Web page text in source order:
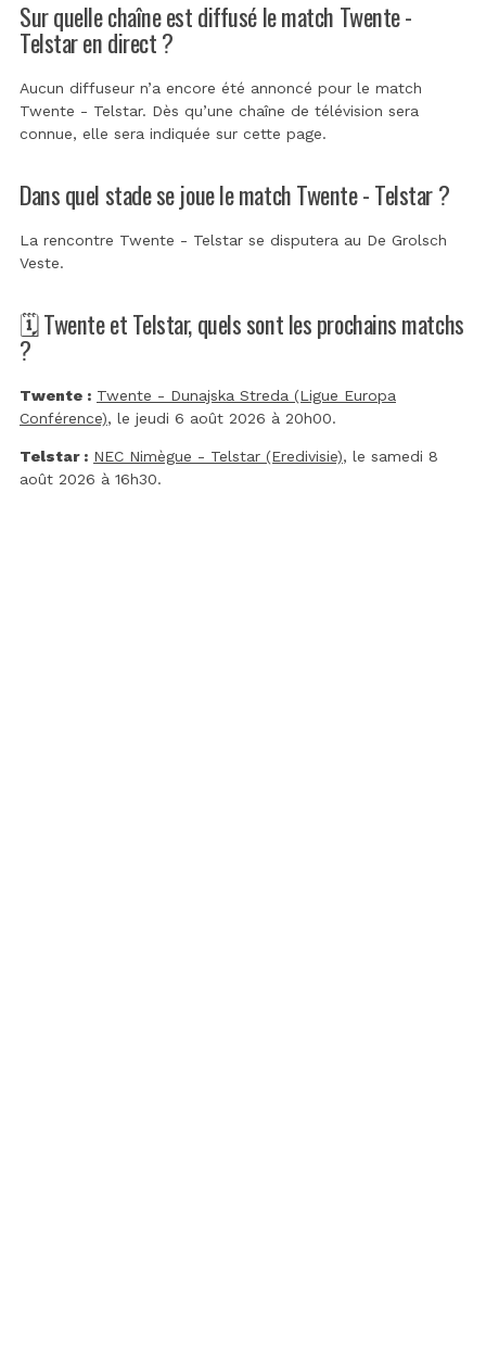
Sur quelle chaîne est diffusé le match Twente -
Telstar en direct ?
Aucun diffuseur n’a encore été annoncé pour le match
Twente - Telstar. Dès qu’une chaîne de télévision sera
connue, elle sera indiquée sur cette page.
Dans quel stade se joue le match Twente - Telstar ?
La rencontre Twente - Telstar se disputera au De Grolsch
Veste.
🗓️ Twente et Telstar, quels sont les prochains matchs
?
Twente : Twente - Dunajska Streda (Ligue Europa
Conférence), le jeudi 6 août 2026 à 20h00.
Telstar : NEC Nimègue - Telstar (Eredivisie), le samedi 8
août 2026 à 16h30.